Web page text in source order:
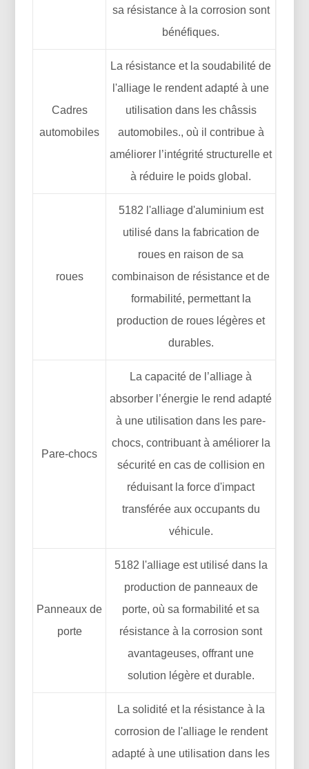
sa résistance à la corrosion sont
bénéfiques.
Cadres
automobiles
La résistance et la soudabilité de
l'alliage le rendent adapté à une
utilisation dans les châssis
automobiles., où il contribue à
améliorer l’intégrité structurelle et
à réduire le poids global.
roues
5182 l'alliage d'aluminium est
utilisé dans la fabrication de
roues en raison de sa
combinaison de résistance et de
formabilité, permettant la
production de roues légères et
durables.
Pare-chocs
La capacité de l’alliage à
absorber l’énergie le rend adapté
à une utilisation dans les pare-
chocs, contribuant à améliorer la
sécurité en cas de collision en
réduisant la force d'impact
transférée aux occupants du
véhicule.
Panneaux de
porte
5182 l'alliage est utilisé dans la
production de panneaux de
porte, où sa formabilité et sa
résistance à la corrosion sont
avantageuses, offrant une
solution légère et durable.
La solidité et la résistance à la
corrosion de l'alliage le rendent
adapté à une utilisation dans les